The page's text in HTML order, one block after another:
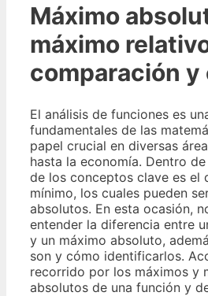
Máximo
máximo
comparación y
El análisis de funciones es
fundamentales de las
papel crucial en diversas
hasta la economía. Dentro
de los conceptos clave es el
mínimo, los cuales pueden
absolutos. En esta ocasión,
entender la diferencia entre
y un máximo absoluto,
son y cómo identificarlos.
recorrido por los máximos y
absolutos de una función y